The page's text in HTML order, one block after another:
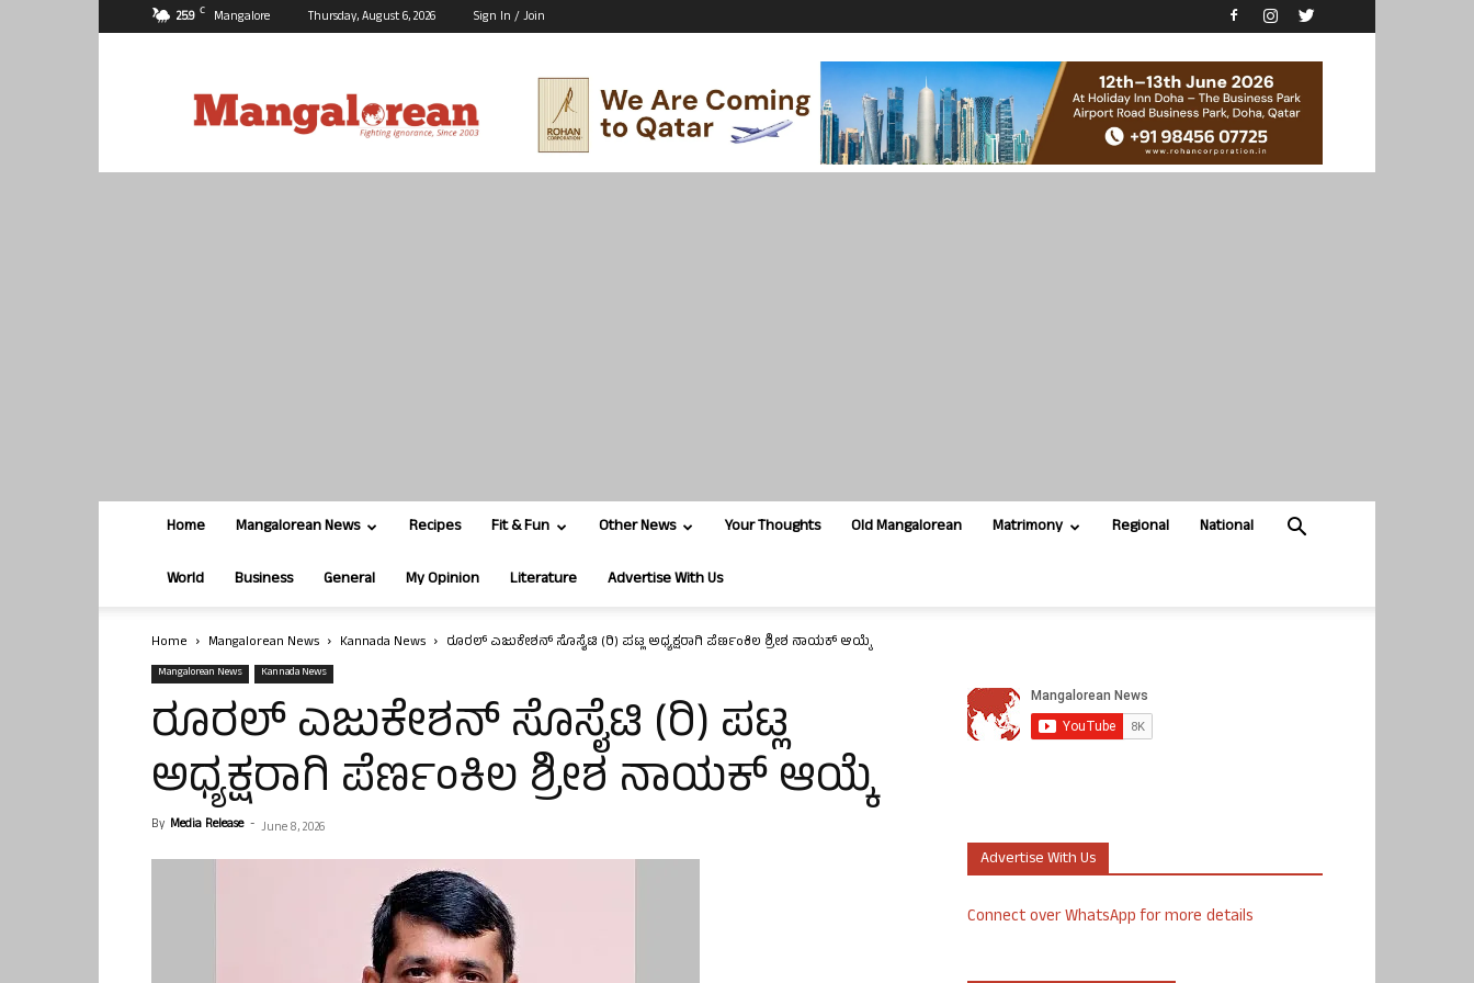
25.9 C Mangalore Thursday, August 6, 2026 Sign In / Join
Home Mangalorean News Recipes Fit & Fun Other News Your Thoughts Old Mangalorean Matrimony Regional National
World Business General My Opinion Literature Advertise With Us
Home Mangalorean News Kannada News ರೂರಲ್‌ ಎಜುಕೇಶನ್‌ ಸೊಸೈಟಿ (ರಿ) ಪಟ್ಲ ಅಧ್ಯಕ್ಷರಾಗಿ ಪೆರ್ಣಂಕಿಲ ಶ್ರೀಶ ನಾಯಕ್ ಆಯ್ಕೆ
Mangalorean News Kannada News
ರೂರಲ್‌ ಎಜುಕೇಶನ್‌ ಸೊಸೈಟಿ (ರಿ) ಪಟ್ಲ
ಅಧ್ಯಕ್ಷರಾಗಿ ಪೆರ್ಣಂಕಿಲ ಶ್ರೀಶ ನಾಯಕ್ ಆಯ್ಕೆ
By Media Release - June 8, 2026
Advertise With Us
Connect over WhatsApp for more details